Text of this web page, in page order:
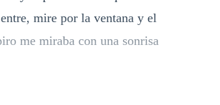
mire por la ventana y el
me miraba con una sonrisa